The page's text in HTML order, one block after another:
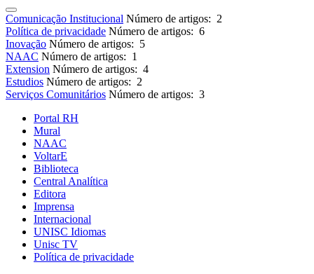
Comunicação Institucional Número de artigos: 2
Política de privacidade Número de artigos: 6
Inovação Número de artigos: 5
NAAC Número de artigos: 1
Extension Número de artigos: 4
Estudios Número de artigos: 2
Serviços Comunitários Número de artigos: 3
Portal RH
Mural
NAAC
VoltarE
Biblioteca
Central Analítica
Editora
Imprensa
Internacional
UNISC Idiomas
Unisc TV
Política de privacidade